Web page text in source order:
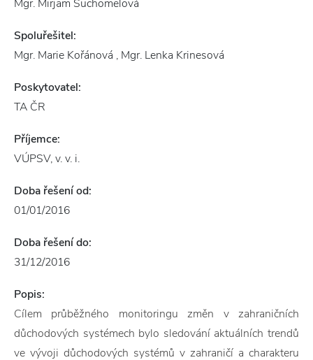
Mgr. Mirjam Suchomelová
Spoluřešitel:
Mgr. Marie Kořánová , Mgr. Lenka Krinesová
Poskytovatel:
TA ČR
Příjemce:
VÚPSV, v. v. i.
Doba řešení od:
01/01/2016
Doba řešení do:
31/12/2016
Popis:
Cílem průběžného monitoringu změn v zahraničních
důchodových systémech bylo sledování aktuálních trendů
ve vývoji důchodových systémů v zahraničí a charakteru